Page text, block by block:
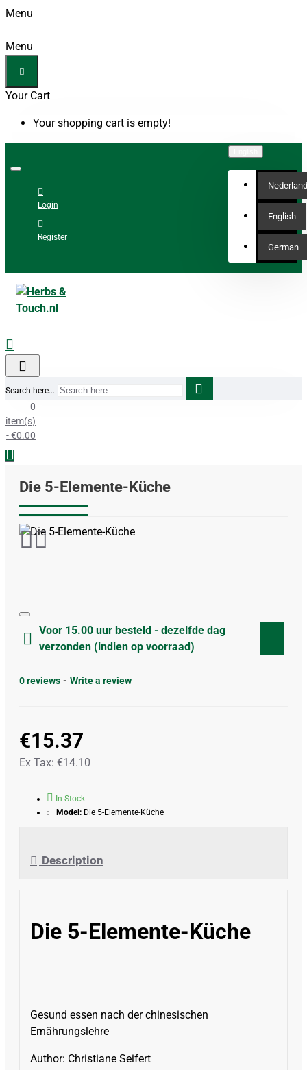
Menu
Menu
Your Cart
Your shopping cart is empty!
Login
Register
English
German
Search here...
0
item(s)
- €0.00
Die 5-Elemente-Küche
Voor 15.00 uur besteld - dezelfde dag
verzonden (indien op voorraad)
0 reviews - Write a review
€15.37
Ex Tax: €14.10
In Stock
Model: Die 5-Elemente-Küche
Description
Die 5-Elemente-Küche
Gesund essen nach der chinesischen
Ernährungslehre
Author: Christiane Seifert